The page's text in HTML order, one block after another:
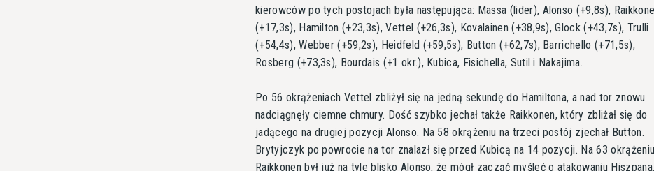
kierowców po tych postojach była następująca: Massa (lider), Alonso (+9,8s),
(+17,3s), Hamilton (+23,3s), Vettel (+26,3s), Kovalainen (+38,9s), Glock (+43,7s), Trulli
(+54,4s), Webber (+59,2s), Heidfeld (+59,5s), Button (+62,7s), Barrichello (+71,5s),
Rosberg (+73,3s), Bourdais (+1 okr.), Kubica, Fisichella, Sutil i Nakajima.
Po 56 okrążeniach Vettel zbliżył się na jedną sekundę do Hamiltona, a nad tor znowu
nadciągnęły ciemne chmury. Dość szybko jechał także Raikkonen, który zbliżał się do
jadącego na drugiej pozycji Alonso. Na 58 okrążeniu na trzeci postój zjechał Button.
Brytyjczyk po powrocie na tor znalazł się przed Kubicą na 14 pozycji. Na 63 okrążeniu
Raikkonen był już na tyle blisko Alonso, że mógł zacząć myśleć o atakowaniu Hiszpana.